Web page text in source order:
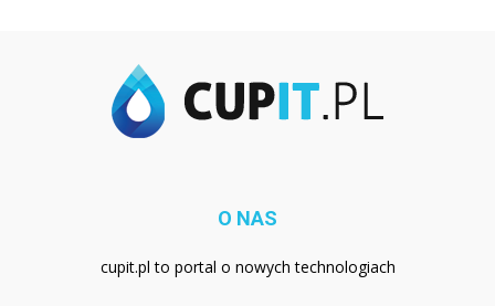
O NAS
cupit.pl to portal o nowych technologiach